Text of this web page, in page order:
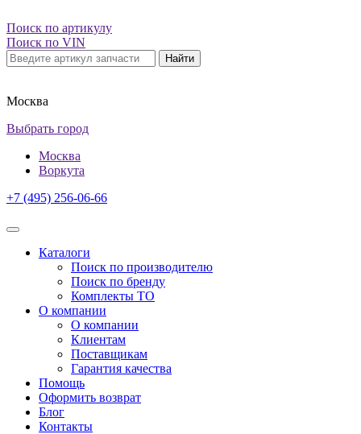
Поиск по артикулу
Поиск по VIN
Найти
Москва
Выбрать город
Москва
Воркута
+7 (495) 256-06-66
Каталоги
Поиск по производителю
Поиск по бренду
Комплекты ТО
О компании
О компании
Клиентам
Поставщикам
Гарантия качества
Помощь
Оформить возврат
Блог
Контакты